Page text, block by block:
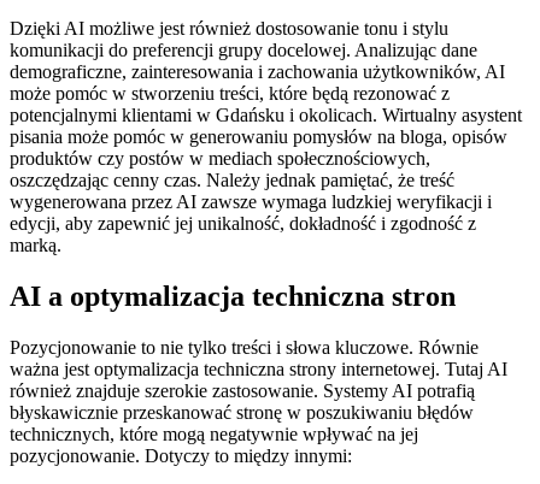
Dzięki AI możliwe jest również dostosowanie tonu i stylu
komunikacji do preferencji grupy docelowej. Analizując dane
demograficzne, zainteresowania i zachowania użytkowników, AI
może pomóc w stworzeniu treści, które będą rezonować z
potencjalnymi klientami w Gdańsku i okolicach. Wirtualny asystent
pisania może pomóc w generowaniu pomysłów na bloga, opisów
produktów czy postów w mediach społecznościowych,
oszczędzając cenny czas. Należy jednak pamiętać, że treść
wygenerowana przez AI zawsze wymaga ludzkiej weryfikacji i
edycji, aby zapewnić jej unikalność, dokładność i zgodność z
marką.
AI a optymalizacja techniczna stron
Pozycjonowanie to nie tylko treści i słowa kluczowe. Równie
ważna jest optymalizacja techniczna strony internetowej. Tutaj AI
również znajduje szerokie zastosowanie. Systemy AI potrafią
błyskawicznie przeskanować stronę w poszukiwaniu błędów
technicznych, które mogą negatywnie wpływać na jej
pozycjonowanie. Dotyczy to między innymi: